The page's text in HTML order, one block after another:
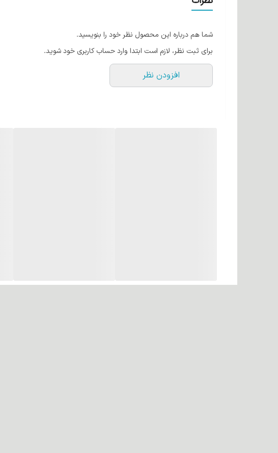
موارد احتیاط: استفاده خارجی. در جای خشک و خنک و دور از نور
بوتیل‌پروزوتیازولین مالات، بوتیل‌پروزوتیازولین مالز.
شما هم درباره این محصول نظر خود را بنویسید.
برای ثبت نظر، لازم است ابتدا وارد حساب کاربری خود شوید.
افزودن نظر